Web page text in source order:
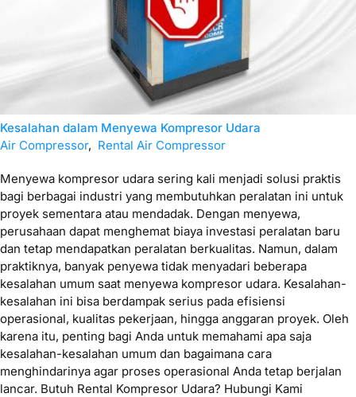
Kesalahan dalam Menyewa Kompresor Udara
Air Compressor, Rental Air Compressor
Menyewa kompresor udara sering kali menjadi solusi praktis
bagi berbagai industri yang membutuhkan peralatan ini untuk
proyek sementara atau mendadak. Dengan menyewa,
perusahaan dapat menghemat biaya investasi peralatan baru
dan tetap mendapatkan peralatan berkualitas. Namun, dalam
praktiknya, banyak penyewa tidak menyadari beberapa
kesalahan umum saat menyewa kompresor udara. Kesalahan-
kesalahan ini bisa berdampak serius pada efisiensi
operasional, kualitas pekerjaan, hingga anggaran proyek. Oleh
karena itu, penting bagi Anda untuk memahami apa saja
kesalahan-kesalahan umum dan bagaimana cara
menghindarinya agar proses operasional Anda tetap berjalan
lancar. Butuh Rental Kompresor Udara? Hubungi Kami